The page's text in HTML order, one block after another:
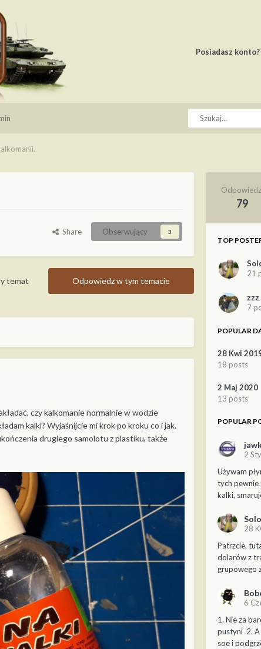
Posiadasz
Share Obserwujący 3
Odpowiedz w tym temacie
temat
czy kalkomanie normalnie w wodzie
kalki? Wyjaśnijcie mi krok po kroku co i jak.
drugiego samolotu z plastiku, także
79
TOP
21
zzz
7
POPULAR
28 Kwi
18 posts
2 Maj 2020
13 posts
POPULAR
2
Używam
tych pewnie
kalki,
Solo
28
Patrzcie,
dolarów z
grupowego
6
1. Nie za
pustyni 2. A
soe i